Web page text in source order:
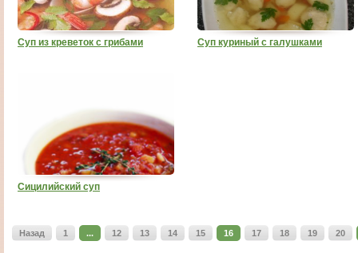
Суп из креветок с грибами Суп куриный с галушками
Сицилийский суп
Назад 1 ... 12 13 14 15 16 17 18 19 20